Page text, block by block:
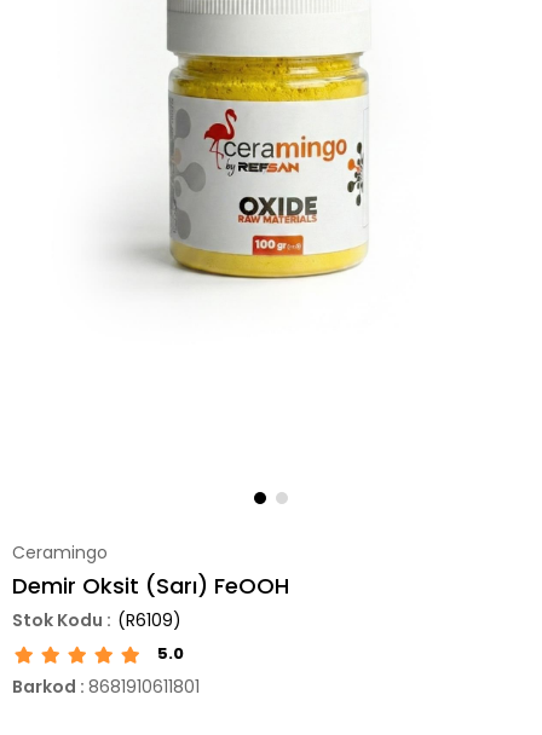
Ceramingo
Demir Oksit (Sarı) FeOOH
(R6109)
5.0
Barkod : 8681910611801